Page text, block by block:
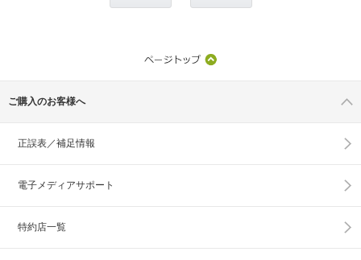
ご購入のお客様へ
正誤表／補足情報
電子メディアサポート
特約店一覧